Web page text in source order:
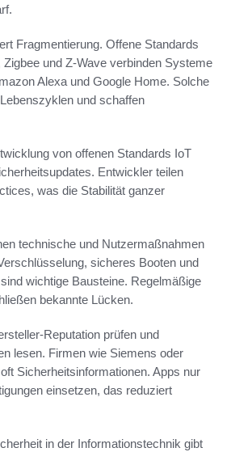
Fragmentierung. Offene Standards
Zigbee und Z-Wave verbinden Systeme
Alexa und Google Home. Solche
und schaffen
von offenen Standards IoT
Entwickler teilen
was die Stabilität ganzer
technische und Nutzermaßnahmen
sicheres Booten und
wichtige Bausteine. Regelmäßige
bekannte Lücken.
Reputation prüfen und
lesen. Firmen wie Siemens oder
Sicherheitsinformationen. Apps nur
einsetzen, das reduziert
in der Informationstechnik gibt